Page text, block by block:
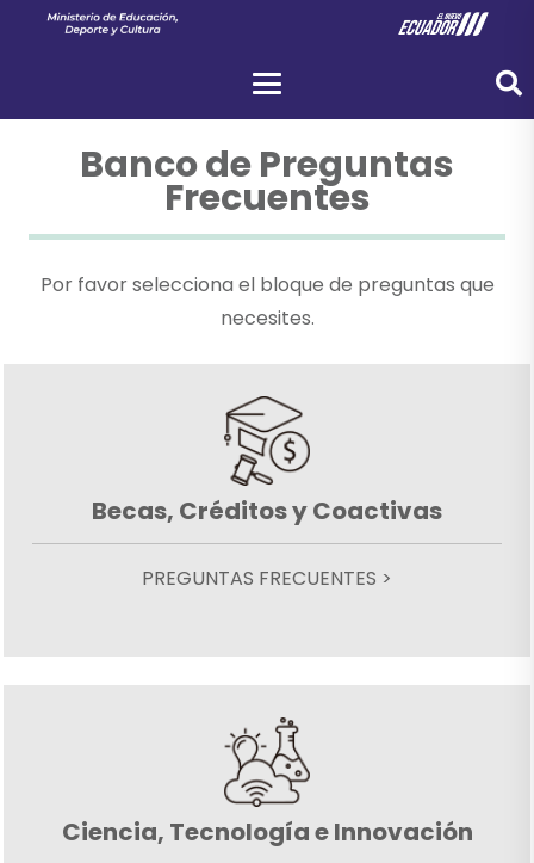
Banco de Preguntas
Frecuentes
Por favor selecciona el bloque de preguntas que
necesites.
Becas, Créditos y Coactivas
PREGUNTAS FRECUENTES >
Ciencia, Tecnología e Innovación